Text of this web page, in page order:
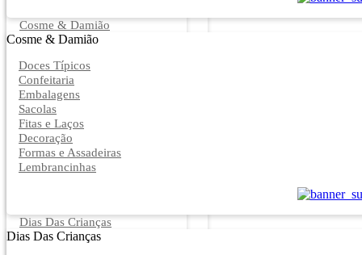
Cosme & Damião
Cosme & Damião
Doces Típicos
Confeitaria
Embalagens
Sacolas
Fitas e Laços
Decoração
Formas e Assadeiras
Lembrancinhas
Dias Das Crianças
Dias Das Crianças